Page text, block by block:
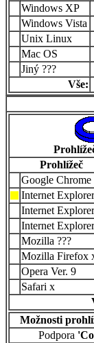
Windows XP
Windows Vista
Unix Linux
Mac OS
Jiný ???
Vše:
Prohlížeč
Google Chrome
Internet
Internet
Internet
Mozilla ???
Mozilla Firefox
Opera Ver. 9
Safari x
Možnosti
Podpora